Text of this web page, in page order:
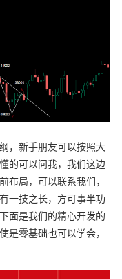
，新手朋友可以按照大
的可以问我，我们这边
布局，可以联系我们，
一技之长，方可事半功
面是我们的精心开发的
是零基础也可以学会，